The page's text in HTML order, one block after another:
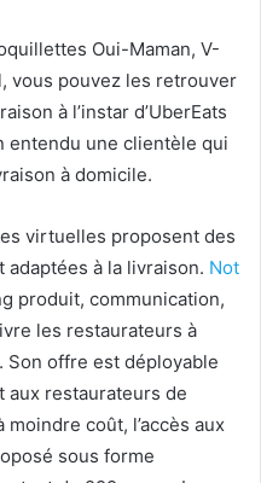
Oui-Maman, V-
vous pouvez les retrouver
à l’instar d’UberEats
entendu une clientèle qui
à domicile.
virtuelles proposent des
à la livraison. Not
produit, communication,
les restaurateurs à
offre est déployable
aux restaurateurs de
coût, l’accès aux
sous forme